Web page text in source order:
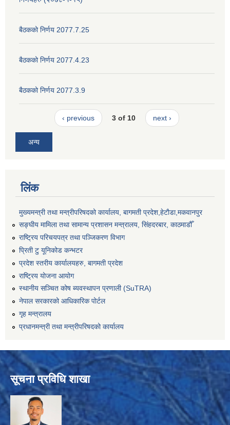
बैठकको निर्णय 2077.7.25
बैठकको निर्णय 2077.4.23
बैठकको निर्णय 2077.3.9
‹ previous 3 of 10 next ›
अन्य
लिंक
मुख्यमन्त्री तथा मन्त्रीपरिषदको कार्यालय, बागमती प्रदेश,हेटाैडा,मकवानपुर
सङ्‍घीय मामिला तथा सामान्य प्रशासन मन्त्रालय, सिंहदरबार, काठमाडौँ
राष्ट्रिय परिचयपत्र तथा पञ्जिकरण विभाग
प्रिती टु यूनिकोड कन्भटर
प्रदेश स्तरीय कार्यालयहरु, बागमती प्रदेश
राष्ट्रिय योजना आयोग
स्थानीय सञ्चित कोष ब्यवस्थापन प्रणाली (SuTRA)
नेपाल सरकारको आधिकारिक पोर्टल
गृह मन्त्रालय
प्रधानमन्त्री तथा मन्त्रीपरिषदको कार्यालय
सूचना प्रविधि शाखा